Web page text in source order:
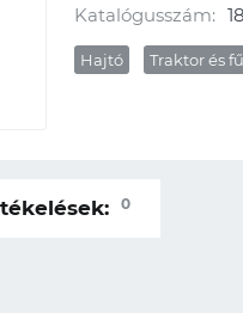
Katalógusszám:
Hajtó Traktor és
0